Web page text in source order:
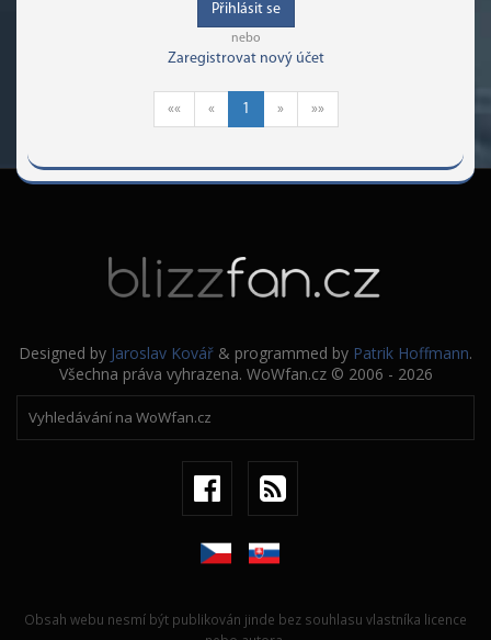
Přihlásit se
nebo
Zaregistrovat nový účet
«« « 1 » »»
Designed by Jaroslav Kovář & programmed by Patrik Hoffmann.
Všechna práva vyhrazena. WoWfan.cz © 2006 - 2026
Obsah webu nesmí být publikován jinde bez souhlasu vlastníka licence